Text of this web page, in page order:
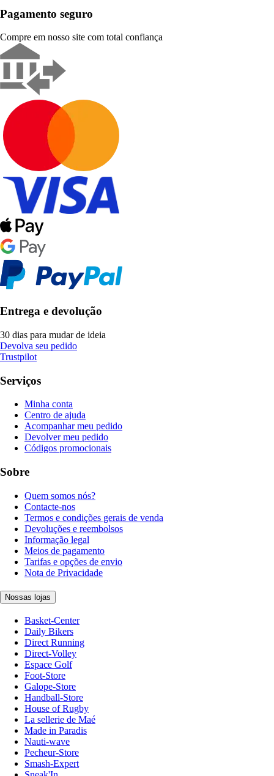
Pagamento seguro
Compre em nosso site com total confiança
Entrega e devolução
30 dias para mudar de ideia
Devolva seu pedido
Trustpilot
Serviços
Minha conta
Centro de ajuda
Acompanhar meu pedido
Devolver meu pedido
Códigos promocionais
Sobre
Quem somos nós?
Contacte-nos
Termos e condições gerais de venda
Devoluções e reembolsos
Informação legal
Meios de pagamento
Tarifas e opções de envio
Nota de Privacidade
Nossas lojas
Basket-Center
Daily Bikers
Direct Running
Direct-Volley
Espace Golf
Foot-Store
Galope-Store
Handball-Store
House of Rugby
La sellerie de Maé
Made in Paradis
Nauti-wave
Pecheur-Store
Smash-Expert